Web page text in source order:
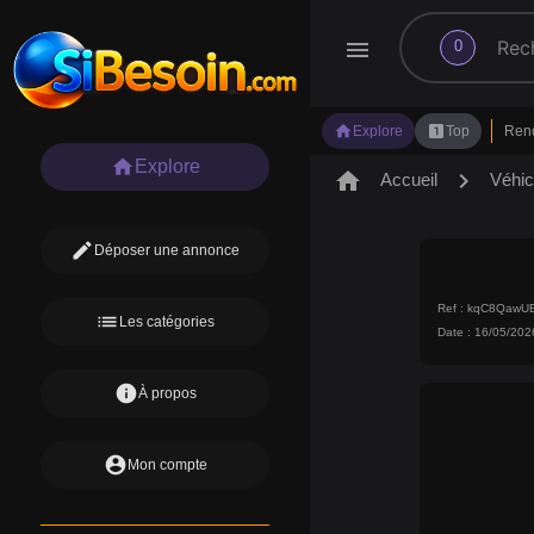
menu 0
search
home Explore looks_oneTop
home Explore
edit Déposer une annonce
list Les catégories
infoÀ propos
account_circle Mon compte
home Accueil chevron_right
Ref :
Date : 16/05/